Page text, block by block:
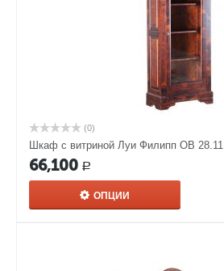
(0)
Шкаф с витриной Луи Филипп ОВ 28.11
66,100 Р
ОПЦИИ